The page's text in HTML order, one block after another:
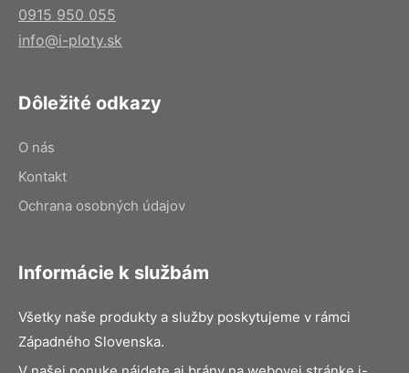
0915 950 055
info@i-ploty.sk
Dôležité odkazy
O nás
Kontakt
Ochrana osobných údajov
Informácie k službám
Všetky naše produkty a služby poskytujeme v rámci
Západného Slovenska.